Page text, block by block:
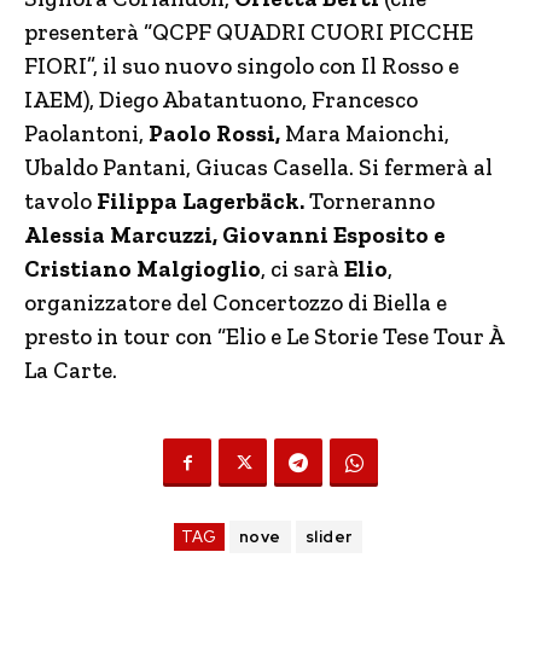
presenterà “QCPF QUADRI CUORI PICCHE
FIORI”, il suo nuovo singolo con Il Rosso e
IAEM), Diego Abatantuono, Francesco
Paolantoni, Paolo Rossi, Mara Maionchi,
Ubaldo Pantani, Giucas Casella. Si fermerà al
tavolo Filippa Lagerbäck.Torneranno
Alessia Marcuzzi, Giovanni Esposito e
Cristiano Malgioglio, ci saràElio,
organizzatore del Concertozzo di Biella e
presto in tour con “Elio e Le Storie Tese Tour À
La Carte.
TAG nove slider